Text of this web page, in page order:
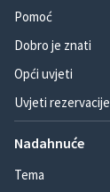
Pomoć
Dobro je znati
Opći uvjeti
Uvjeti rezervacije
Nadahnuće
Tema